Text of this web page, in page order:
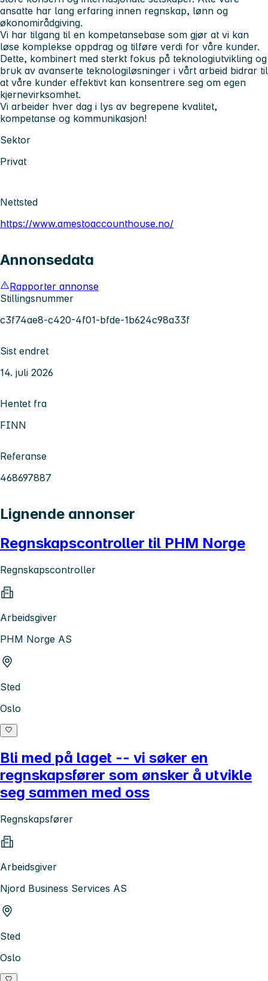
ansatte har lang erfaring innen regnskap, lønn og
økonomirådgiving.
Vi har tilgang til en kompetansebase som gjør at vi kan
løse komplekse oppdrag og tilføre verdi for våre kunder.
Dette, kombinert med sterkt fokus på teknologiutvikling og
bruk av avanserte teknologiløsninger i vårt arbeid bidrar til
at våre kunder effektivt kan konsentrere seg om egen
kjernevirksomhet.
Vi arbeider hver dag i lys av begrepene kvalitet,
kompetanse og kommunikasjon!
Sektor
Privat
Nettsted
https://www.amestoaccounthouse.no/
Annonsedata
Rapporter annonse
Stillingsnummer
c3f74ae8-c420-4f01-bfde-1b624c98a33f
Sist endret
14. juli 2026
Hentet fra
FINN
Referanse
468697887
Lignende annonser
Regnskapscontroller til PHM Norge
Regnskapscontroller
Arbeidsgiver
PHM Norge AS
Sted
Oslo
Bli med på laget -- vi søker en
regnskapsfører som ønsker å utvikle
seg sammen med oss
Regnskapsfører
Arbeidsgiver
Njord Business Services AS
Sted
Oslo